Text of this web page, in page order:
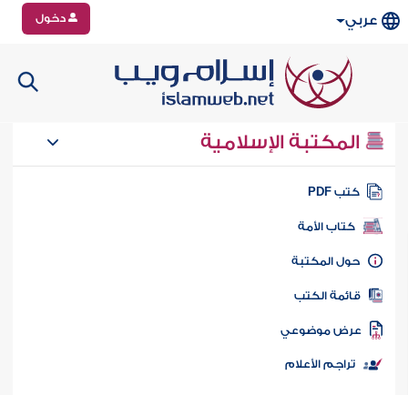
عربي دخول
المكتبة الإسلامية
كتب PDF
كتاب الأمة
المكتبة
الكتب
موضوعي